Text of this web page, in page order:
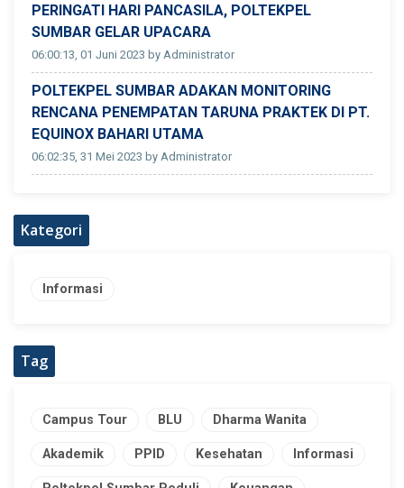
PERINGATI HARI PANCASILA, POLTEKPEL
SUMBAR GELAR UPACARA
06:00:13, 01 Juni 2023 by Administrator
POLTEKPEL SUMBAR ADAKAN MONITORING
RENCANA PENEMPATAN TARUNA PRAKTEK DI PT.
EQUINOX BAHARI UTAMA
06:02:35, 31 Mei 2023 by Administrator
Kategori
Informasi
Tag
Campus Tour BLU Dharma Wanita
Akademik PPID Kesehatan Informasi